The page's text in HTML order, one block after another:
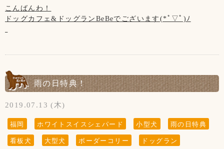
【写真について】
せて頂いております。
んのでご了承くださいませ。
・平日12:00～21:00(ドッグラン11:00～)
・土日祝11:00～21:00(ドッグラン10:00～)
(ラストオーダー19:00)
【お知らせ】
〈価格変更対象〉
・トリミング(基本料金)
6月1日(土)～9月30(月)の期間中は、営業時間が変わります！
・平日12:00～21:00(ドッグラン11:00～)
・土日祝11:00～21:00(ドッグラン10:00～)
こんばんわ！
ドッグカフェ&ドッグランBeBeでございます(*ﾟ▽ﾟ)ﾉ
8月24日(土)に遠賀の花火大会が20:00～行われます！
店内、ドッグラン、テラスから見ることが出来ますので是
非、ご来店下さいませ✩°｡⋆⸜(* ॑꒳ ॑* )⸝
【8月の店休日】
1日、8日、15日、22日、29日の木曜日と
21日(水)の第3水曜日
雨の日特典！
2019.07.13 (木)
福岡 ホワイトスイスシェパード 小型犬 雨の日特典
看板犬 大型犬 ボーダーコリー ドッグラン